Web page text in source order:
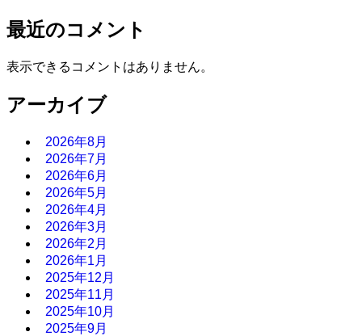
最近のコメント
表示できるコメントはありません。
アーカイブ
2026年8月
2026年7月
2026年6月
2026年5月
2026年4月
2026年3月
2026年2月
2026年1月
2025年12月
2025年11月
2025年10月
2025年9月